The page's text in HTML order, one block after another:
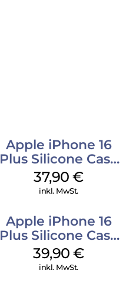
Apple iPhone 16
Plus Silicone Case
MagSafe Lake
Green
37,90€
inkl. MwSt.
Apple iPhone 16
Plus Silicone Case
MagSafe Plum
39,90€
inkl. MwSt.